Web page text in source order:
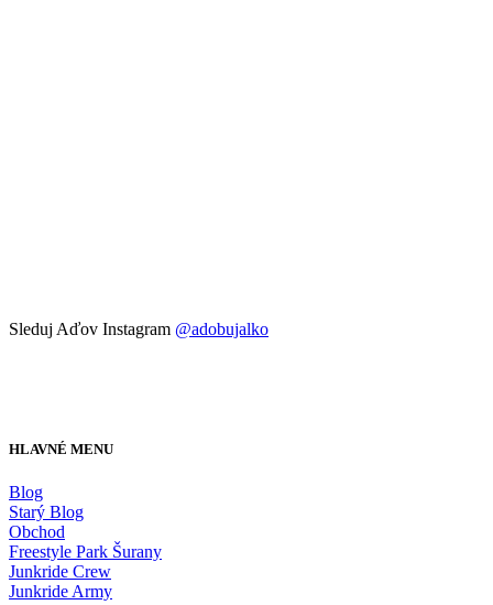
Sleduj Aďov Instagram @adobujalko
HLAVNÉ MENU
Blog
Starý Blog
Obchod
Freestyle Park Šurany
Junkride Crew
Junkride Army